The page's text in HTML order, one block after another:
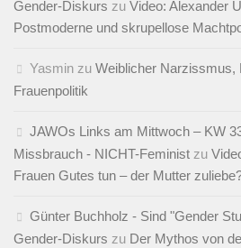
Gender-Diskurs zu Video: Alexander
Postmoderne und skrupellose
Yasmin zu Weiblicher Narzissmus,
Frauenpolitik
JAWOs Links am Mittwoch – KW
Missbrauch - NICHT-Feminist zu
Frauen Gutes tun – der Mutter
Günter Buchholz - Sind "Gender
Gender-Diskurs zu Der Mythos von